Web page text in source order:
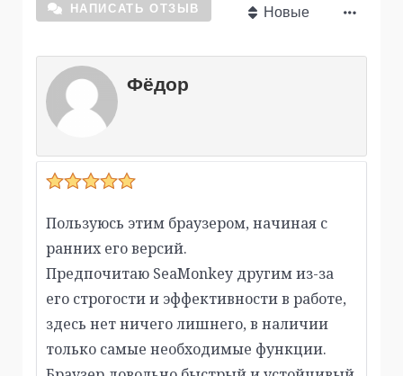
НАПИСАТЬ ОТЗЫВ Новые
Фёдор
Пользуюсь этим браузером, начиная с
ранних его версий.
Предпочитаю SeaMonkey другим из-за
его строгости и эффективности в работе,
здесь нет ничего лишнего, в наличии
только самые необходимые функции.